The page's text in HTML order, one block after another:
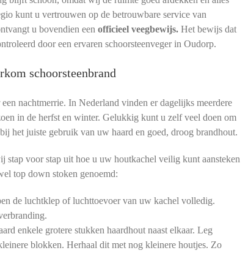
kunt u vertrouwen op de betrouwbare service van
u bovendien een officieel veegbewijs. Het bewijs dat
door een ervaren schoorsteenveger in Oudorp.
schoorsteenbrand
nachtmerrie. In Nederland vinden er dagelijks meerdere
in de herfst en winter. Gelukkig kunt u zelf veel doen om
het juiste gebruik van uw haard en goed, droog brandhout.
stap voor stap uit hoe u uw houtkachel veilig kunt aansteken
top down stoken genoemd:
de luchtklep of luchttoevoer van uw kachel volledig.
enkele grotere stukken haardhout naast elkaar. Leg
blokken. Herhaal dit met nog kleinere houtjes. Zo